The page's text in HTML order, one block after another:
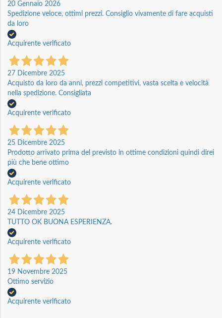
20 Gennaio 2026
Spedizione veloce, ottimi prezzi. Consiglio vivamente di fare acquisti
da loro
Acquirente verificato
27 Dicembre 2025
Acquisto da loro da anni, prezzi competitivi, vasta scelta e velocità
nella spedizione. Consigliata
Acquirente verificato
25 Dicembre 2025
Prodotto arrivato prima del previsto in ottime condizioni quindi direi
più che bene ottimo
Acquirente verificato
24 Dicembre 2025
TUTTO OK BUONA ESPERIENZA.
Acquirente verificato
19 Novembre 2025
Ottimo servizio
Acquirente verificato